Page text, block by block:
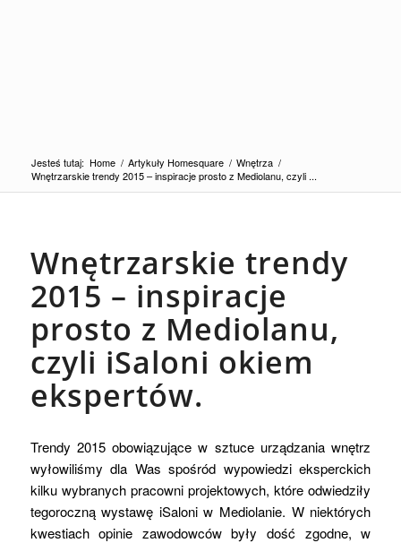
Jesteś tutaj: Home / Artykuły Homesquare / Wnętrza /
Wnętrzarskie trendy 2015 – inspiracje prosto z Mediolanu, czyli ...
Wnętrzarskie trendy
2015 – inspiracje
prosto z Mediolanu,
czyli iSaloni okiem
ekspertów.
Trendy 2015 obowiązujące w sztuce urządzania wnętrz
wyłowiliśmy dla Was spośród wypowiedzi eksperckich
kilku wybranych pracowni projektowych, które odwiedziły
tegoroczną wystawę iSaloni w Mediolanie. W niektórych
kwestiach opinie zawodowców były dość zgodne, w